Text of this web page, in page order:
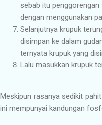
sebab itu
dengan menggunakan
Selanjutnya krupuk
disimpan ke dalam
ternyata krupuk yang
Lalu masukkan krupuk
Meskipun rasanya sedikit
ini mempunyai kandungan